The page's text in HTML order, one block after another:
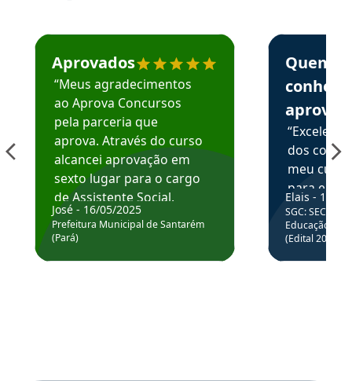
Estudante José recomenda o Aprova Concursos em
Aprovados
“Meus agradecimentos
ao Aprova Concursos
pela parceria que
aprova. Através do curso
alcancei aprovação em
sexto lugar para o cargo
de Assistente Social.
Hoje estou atuando na
Prefeitura de Santarém.
José - 16/05/2025
Prefeitura Municipal de Santarém
(Pará)
Estudante
Quem
aprova
dos
meu
para
colocar
através
de
Elais - 15/
SGC: SEC BA
Educação
(Edital